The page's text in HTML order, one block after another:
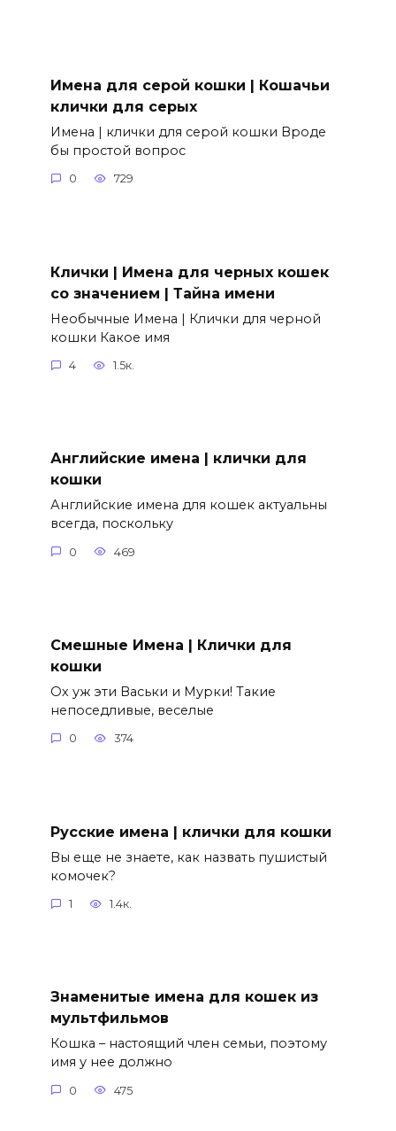
Имена для серой кошки | Кошачьи
клички для серых
Имена | клички для серой кошки Вроде
бы простой вопрос
0 729
Клички | Имена для черных кошек
со значением | Тайна имени
Необычные Имена | Клички для черной
кошки Какое имя
4 1.5к.
Английские имена | клички для
кошки
Английские имена для кошек актуальны
всегда, поскольку
0 469
Смешные Имена | Клички для
кошки
Ох уж эти Васьки и Мурки! Такие
непоседливые, веселые
0 374
Русские имена | клички для кошки
Вы еще не знаете, как назвать пушистый
комочек?
1 1.4к.
Знаменитые имена для кошек из
мультфильмов
Кошка – настоящий член семьи, поэтому
имя у нее должно
0 475